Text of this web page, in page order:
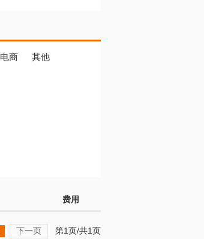
电商
其他
费用
下一页 第1页/共1页